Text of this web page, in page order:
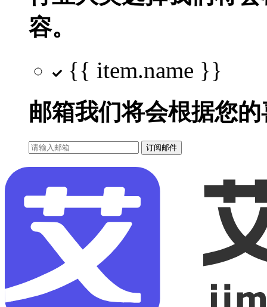
容。
{{ item.name }}
邮箱我们将会根据您
订阅邮件